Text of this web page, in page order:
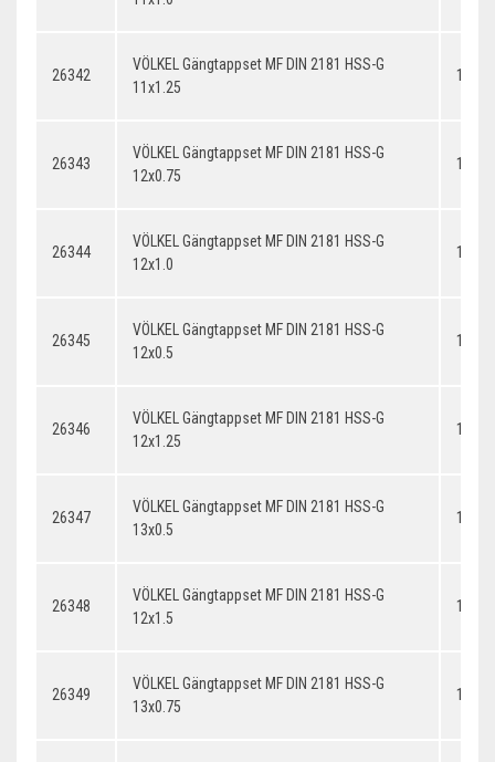
26342
VÖLKEL Gängtappset MF DIN 2181 HSS-G
11x1.25
26343
VÖLKEL Gängtappset MF DIN 2181 HSS-G
12x0.75
26344
VÖLKEL Gängtappset MF DIN 2181 HSS-G
12x1.0
26345
VÖLKEL Gängtappset MF DIN 2181 HSS-G
12x0.5
26346
VÖLKEL Gängtappset MF DIN 2181 HSS-G
12x1.25
26347
VÖLKEL Gängtappset MF DIN 2181 HSS-G
13x0.5
26348
VÖLKEL Gängtappset MF DIN 2181 HSS-G
12x1.5
26349
VÖLKEL Gängtappset MF DIN 2181 HSS-G
13x0.75